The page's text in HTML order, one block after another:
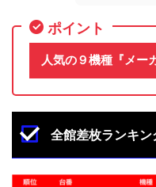
ポイント
人気の９機種『メー
全館差枚ランキン